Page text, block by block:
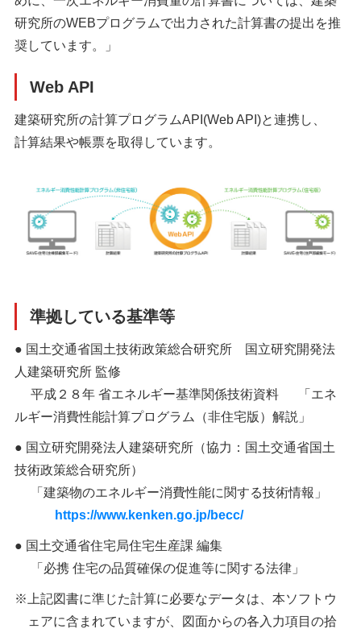
研究所のWEBプログラムで出力された計算書の提出を推
奨しています。」
Web API
建築研究所の計算プログラムAPI(Web API)と連携し、
計算結果や帳票を取得しています。
準拠している基準等
● 国土交通省国土技術政策総合研究所 国立研究開発法
人建築研究所 監修
平成２８年 省エネルギー基準関係技術資料
「エネ
ルギー消費性能計算プログラム（非住宅版）解説」
● 国立研究開発法人建築研究所（協力：国土交通省国土
技術政策総合研究所）
「建築物のエネルギー消費性能に関する技術情報」
https://www.kenken.go.jp/becc/
● 国土交通省住宅局住宅生産課 編集
「必携 住宅の品質確保の促進等に関する法律」
※上記図書に準じた計算に必要なデータは、本ソフトウ
ェアに含まれていますが、図面からの各入力項目の拾